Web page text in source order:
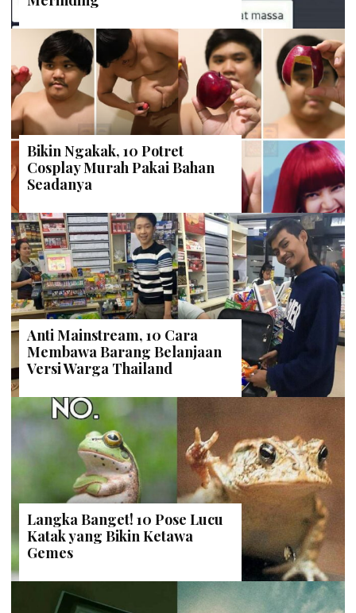
Bikin Ngakak, 10 Potret
Cosplay Murah Pakai Bahan
Seadanya
Anti Mainstream, 10 Cara
Membawa Barang Belanjaan
Versi Warga Thailand
Langka Banget! 10 Pose Lucu
Katak yang Bikin Ketawa
Gemes